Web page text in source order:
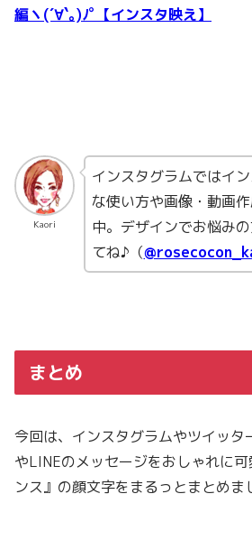
編ヽ(´∀`｡)ﾉﾟ【インスタ映え】
Kaori
インスタグラムではイ
な使い方や画像・動画
中。デザインでお悩み
てね♪（
まとめ
今回は、インスタグラムやツイッタ
やLINEのメッセージをおしゃれに
ンス』の顔文字をまるっとまとめま